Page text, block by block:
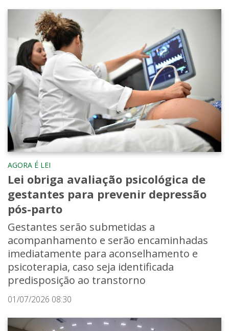
AGORA É LEI
Lei obriga avaliação psicológica de
gestantes para prevenir depressão
pós-parto
Gestantes serão submetidas a
acompanhamento e serão encaminhadas
imediatamente para aconselhamento e
psicoterapia, caso seja identificada
predisposição ao transtorno
01/07/2026 08:30